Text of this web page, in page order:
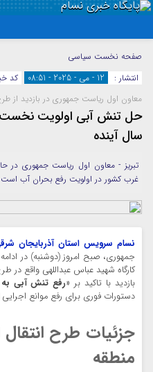
اینستاگرام
سروش
آپارات
نام کاربری یا نشانی ایمیل
رمز عبور
مرا به خاطر بسپار
صفحه نخست سیاسی
انتشار :
12 - می - 2025 - 08:51 کد
معاون اول ریاست جمهوری در بازدید از
سال آینده
تبریز - معاون اول ریاست جمهوری در
غرب کشور در اولویت رفع بحران آب است
نسام سرویس استان آذربایجان
جمهوری، صبح امروز (دوشنبه) در
کارگاه شهید عباس عبداللهی واقع در
بازدید با تاکید بر «رفع تنش آبی
دستورات فوری برای رفع موانع اجرایی
جزئیات طرح
منطقه